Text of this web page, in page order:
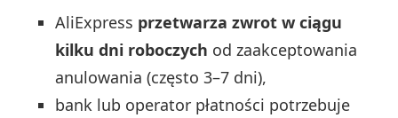
AliExpress przetwarza zwrot w ciągu
kilku dni roboczych od zaakceptowania
anulowania (często 3–7 dni),
bank lub operator płatności potrzebuje